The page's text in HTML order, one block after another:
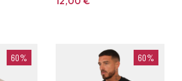
60% 60%